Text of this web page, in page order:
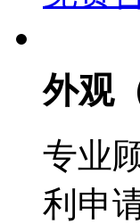
外观
专业
利申